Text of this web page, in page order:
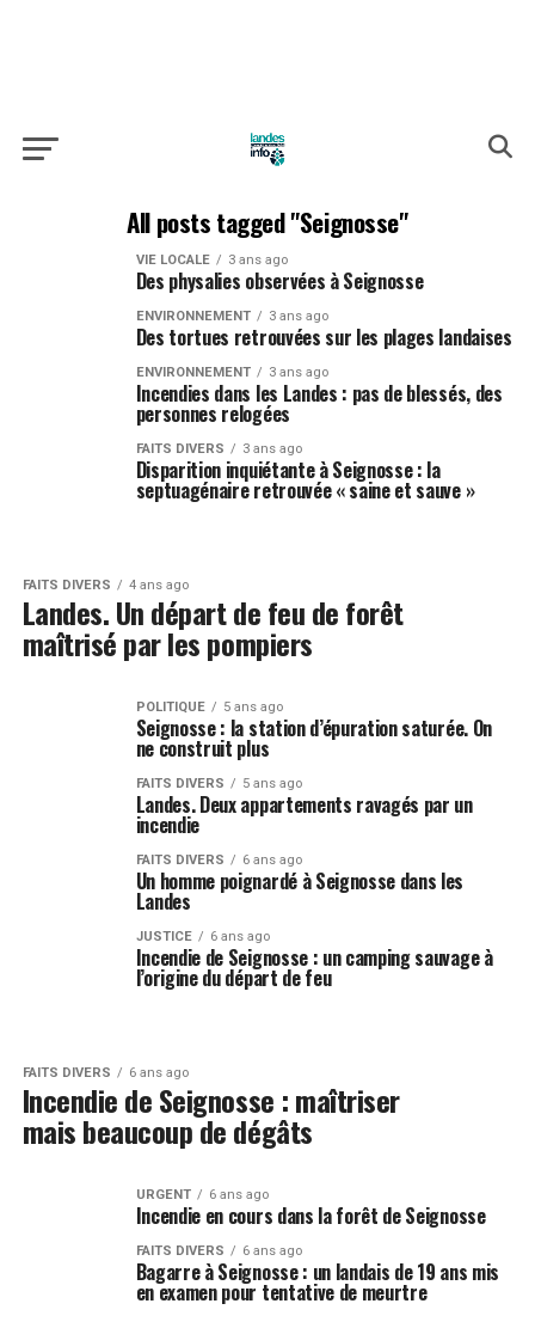
All posts tagged "Seignosse"
VIE LOCALE 3 ans ago
Des physalies observées à Seignosse
ENVIRONNEMENT 3 ans ago
Des tortues retrouvées sur les plages landaises
ENVIRONNEMENT 3 ans ago
Incendies dans les Landes : pas de blessés, des
personnes relogées
FAITS DIVERS 3 ans ago
Disparition inquiétante à Seignosse : la
septuagénaire retrouvée « saine et sauve »
FAITS DIVERS 4 ans ago
Landes. Un départ de feu de forêt
maîtrisé par les pompiers
POLITIQUE 5 ans ago
Seignosse : la station d’épuration saturée. On
ne construit plus
FAITS DIVERS 5 ans ago
Landes. Deux appartements ravagés par un
incendie
FAITS DIVERS 6 ans ago
Un homme poignardé à Seignosse dans les
Landes
JUSTICE 6 ans ago
Incendie de Seignosse : un camping sauvage à
l’origine du départ de feu
FAITS DIVERS 6 ans ago
Incendie de Seignosse : maîtriser
mais beaucoup de dégâts
URGENT 6 ans ago
Incendie en cours dans la forêt de Seignosse
FAITS DIVERS 6 ans ago
Bagarre à Seignosse : un landais de 19 ans mis
en examen pour tentative de meurtre